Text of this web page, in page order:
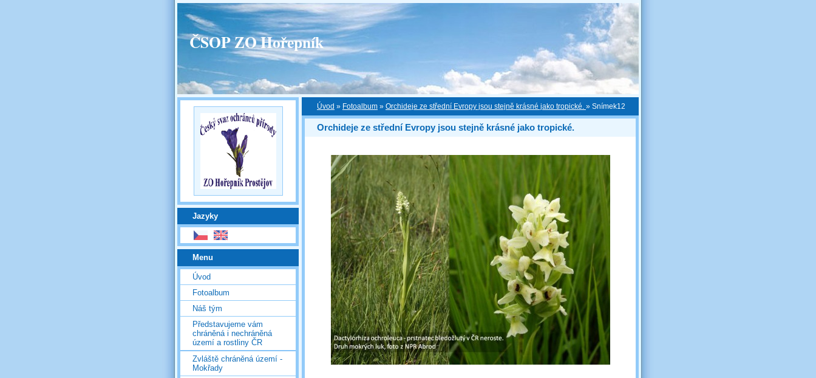
ČSOP ZO Hořepník
Úvod » Fotoalbum » Orchideje ze střední Evropy jsou stejně krásné jako tropické. » Snímek12
Orchideje ze střední Evropy jsou stejně krásné jako tropické.
Jazyky
Menu
Úvod
Fotoalbum
Náš tým
Představujeme vám
chráněná i nechráněná
území a rostliny ČR
Zvláště chráněná území -
Mokřady